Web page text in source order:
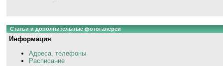
Статьи и дополнительные фотогалереи
Информация
Адреса, телефоны
Расписание